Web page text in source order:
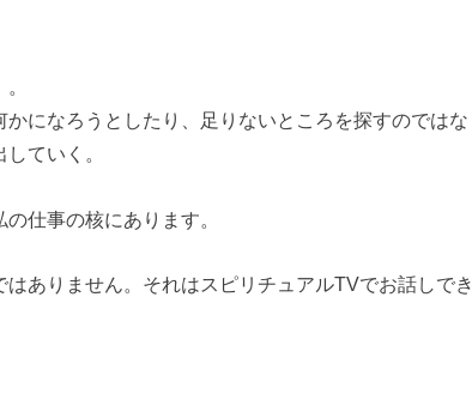
になろうとしたり、足りないところを探すのではな
ていく。
仕事の核にあります。
ありません。それはスピリチュアルTVでお話しでき